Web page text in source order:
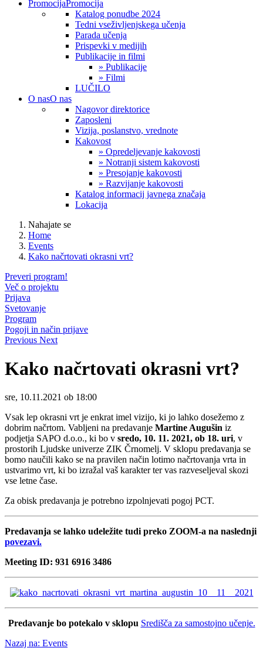
PromocijaPromocija
Katalog ponudbe 2024
Tedni vseživljenjskega učenja
Parada učenja
Prispevki v medijih
Publikacije in filmi
» Publikacije
» Filmi
LUČILO
O nasO nas
Nagovor direktorice
Zaposleni
Vizija, poslanstvo, vrednote
Kakovost
» Opredeljevanje kakovosti
» Notranji sistem kakovosti
» Presojanje kakovosti
» Razvijanje kakovosti
Katalog informacij javnega značaja
Lokacija
Nahajate se
Home
Events
Kako načrtovati okrasni vrt?
Preveri program!
Več o projektu
Prijava
Svetovanje
Program
Pogoji in način prijave
Previous Next
Kako načrtovati okrasni vrt?
sre, 10.11.2021 ob 18:00
Vsak lep okrasni vrt je enkrat imel vizijo, ki jo lahko dosežemo z
dobrim načrtom. Vabljeni na predavanje Martine Augušin iz
podjetja SAPO d.o.o., ki bo v sredo, 10. 11. 2021, ob 18. uri, v
prostorih Ljudske univerze ZIK Črnomelj. V sklopu predavanja se
bomo naučili kako se na pravilen način lotimo načrtovanja vrta in
ustvarimo vrt, ki bo izražal vaš karakter ter vas razveseljeval skozi
vse letne čase.
Za obisk predavanja je potrebno izpolnjevati pogoj PCT.
Predavanja se lahko udeležite tudi preko ZOOM-a na naslednji
povezavi.
Meeting ID: 931 6916 3486
Predavanje bo potekalo v sklopu Središča za samostojno učenje.
Nazaj na: Events